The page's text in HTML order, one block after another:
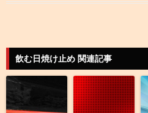
飲む日焼け止め 関連記事